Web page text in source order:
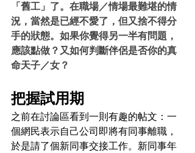
「舊工」了。在職場／情場最難堪的情
況，當然是已經不愛了，但又捨不得分
手的狀態。如果你覺得另一半有問題，
應該點做？又如何判斷伴侶是否你的真
命天子／女？
把握試用期
之前在討論區看到一則有趣的帖文：一
個網民表示自己公司即將有同事離職，
於是請了個新同事交接工作。新同事年